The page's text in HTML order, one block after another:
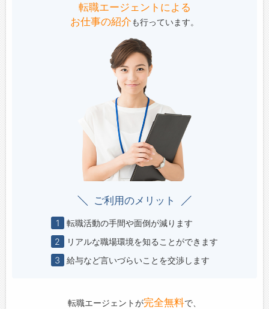
転職エージェントによる
お仕事の紹介も行っています。
ご利用のメリット
1
転職活動の手間や面倒が減ります
2
リアルな職場環境を知ることができます
3
給与など言いづらいことを交渉します
転職エージェントが完全無料で、